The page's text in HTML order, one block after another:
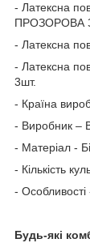
- Латексна
ПРОЗОРОВА
- Латексна
- Латексна
3шт.
- Країна
- Виробник –
- Матеріал -
- Кількість
-
Будь-які